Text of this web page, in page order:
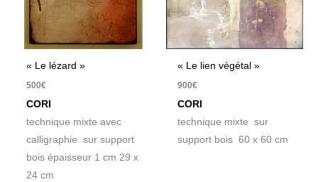
« Le lézard »
500€
CORI
technique mixte avec
calligraphie sur support
bois épaisseur 1 cm 29 x
24 cm
« Le lien végétal »
900€
CORI
technique mixte sur
support bois 60 x 60 cm